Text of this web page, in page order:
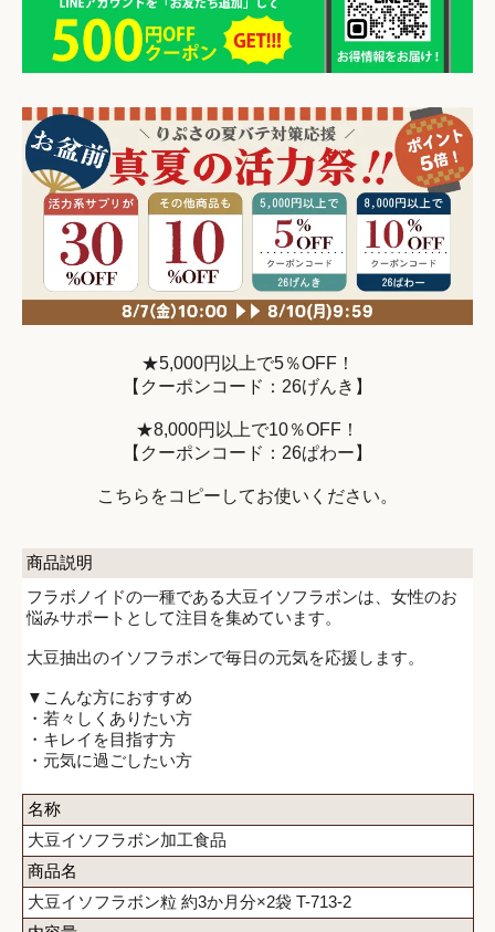
★5,000円以上で5％OFF！
【クーポンコード：26げんき】
★8,000円以上で10％OFF！
【クーポンコード：26ぱわー】
こちらをコピーしてお使いください。
商品説明
フラボノイドの一種である大豆イソフラボンは、女性のお
悩みサポートとして注目を集めています。
大豆抽出のイソフラボンで毎日の元気を応援します。
▼こんな方におすすめ
・若々しくありたい方
・キレイを目指す方
・元気に過ごしたい方
名称
大豆イソフラボン加工食品
商品名
大豆イソフラボン粒 約3か月分×2袋 T-713-2